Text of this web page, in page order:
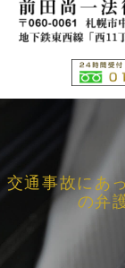
交通事故にあ
の弁